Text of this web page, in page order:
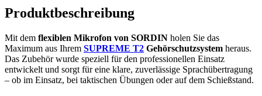
Produktbeschreibung
Mit dem flexiblen Mikrofon von SORDIN holen Sie das
Maximum aus Ihrem SUPREME T2 Gehörschutzsystem heraus.
Das Zubehör wurde speziell für den professionellen Einsatz
entwickelt und sorgt für eine klare, zuverlässige Sprachübertragung
– ob im Einsatz, bei taktischen Übungen oder auf dem Schießstand.